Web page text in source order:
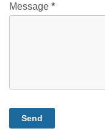
Message *